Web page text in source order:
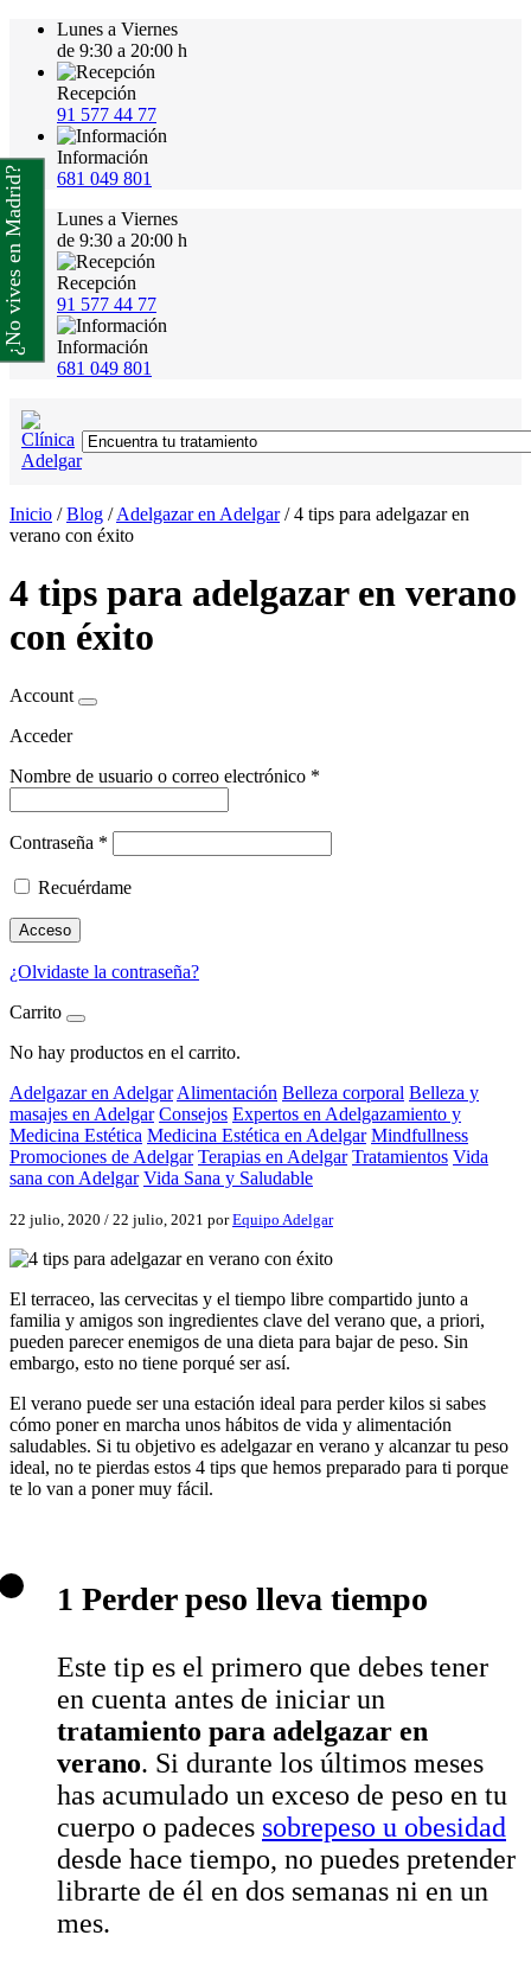
Lunes a Viernes
de 9:30 a 20:00 h
Recepción
91 577 44 77
Información
681 049 801
Lunes a Viernes
de 9:30 a 20:00 h
Recepción
91 577 44 77
Información
681 049 801
Inicio /Blog /Adelgazar en Adelgar/4 tips para adelgazar en
verano con éxito
4 tips para adelgazar en verano
con éxito
Account
Acceder
Nombre de usuario o correo electrónico *
Contraseña *
Recuérdame
Acceso
¿Olvidaste la contraseña?
Carrito
No hay productos en el carrito.
Adelgazar en Adelgar Alimentación Belleza corporal Belleza y
masajes en Adelgar Consejos Expertos en Adelgazamiento y
Medicina Estética Medicina Estética en Adelgar Mindfullness
Promociones de Adelgar Terapias en Adelgar Tratamientos Vida
sana con Adelgar Vida Sana y Saludable
22 julio, 2020 / 22 julio, 2021 porEquipo Adelgar
El terraceo, las cervecitas y el tiempo libre compartido junto a
familia y amigos son ingredientes clave del verano que, a priori,
pueden parecer enemigos de una dieta para bajar de peso. Sin
embargo, esto no tiene porqué ser así.
El verano puede ser una estación ideal para perder kilos si sabes
cómo poner en marcha unos hábitos de vida y alimentación
saludables. Si tu objetivo es adelgazar en verano y alcanzar tu peso
ideal, no te pierdas estos 4 tips que hemos preparado para ti porque
te lo van a poner muy fácil.
1 Perder peso lleva tiempo
Este tip es el primero que debes tener
en cuenta antes de iniciar un
tratamiento para adelgazar en
verano. Si durante los últimos meses
has acumulado un exceso de peso en tu
cuerpo o padeces sobrepeso u obesidad
desde hace tiempo, no puedes pretender
librarte de él en dos semanas ni en un
mes.
¿No vives en Madrid?